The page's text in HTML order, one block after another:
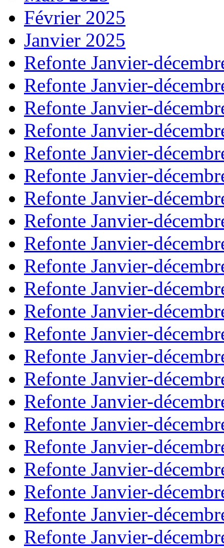
Février 2025
Janvier 2025
Refonte Janvier-
Refonte Janvier-
Refonte Janvier-
Refonte Janvier-
Refonte Janvier-
Refonte Janvier-
Refonte Janvier-
Refonte Janvier-
Refonte Janvier-
Refonte Janvier-
Refonte Janvier-
Refonte Janvier-
Refonte Janvier-
Refonte Janvier-
Refonte Janvier-
Refonte Janvier-
Refonte Janvier-
Refonte Janvier-
Refonte Janvier-
Refonte Janvier-
Refonte Janvier-
Refonte Janvier-